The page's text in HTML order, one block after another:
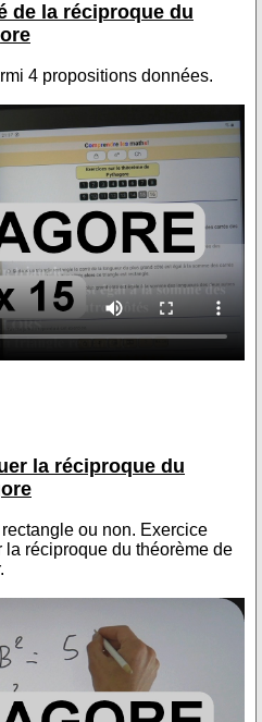
de la réciproque du
4 propositions données.
la réciproque du
rectangle ou non. Exercice
réciproque du théorème de